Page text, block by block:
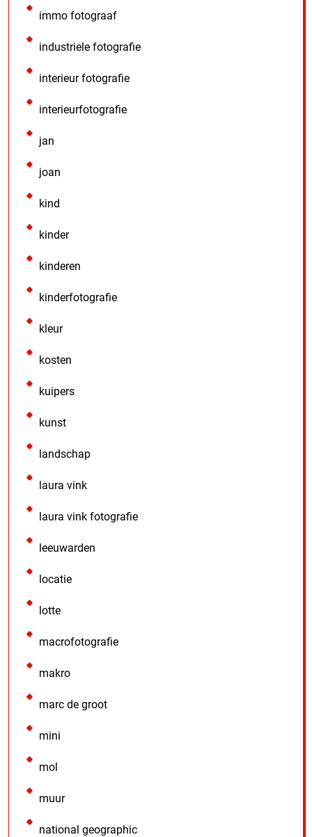
immo fotograaf
industriele fotografie
interieur fotografie
interieurfotografie
jan
joan
kind
kinder
kinderen
kinderfotografie
kleur
kosten
kuipers
kunst
landschap
laura vink
laura vink fotografie
leeuwarden
locatie
lotte
macrofotografie
makro
marc de groot
mini
mol
muur
national geographic